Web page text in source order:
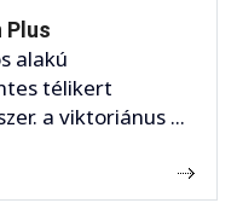
Plus
alakú
télikert
a viktoriánus ...